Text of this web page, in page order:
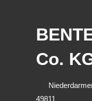
Co.
49811